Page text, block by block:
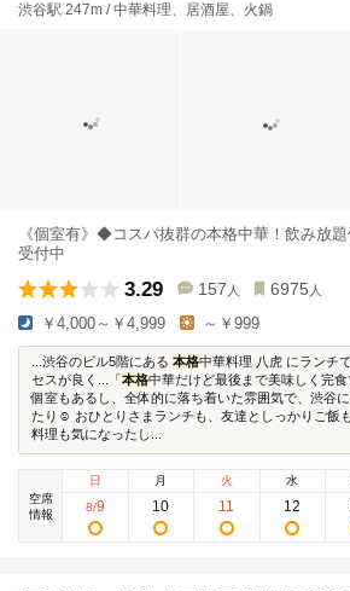
渋谷駅 247m / 中華料理、居酒屋、火鍋
《個室有》◆コスパ抜群の本格中華！飲み放
受付中
3.29 157 人 6975 人
￥4,000～￥4,999 ～￥999
...渋谷のビル5階にある 本格中華料理 八虎 にランチ
セスが良く...「 本格中華だけど最後まで美味しく完
個室もあるし、全体的に落ち着いた雰囲気で、渋谷
たり☺️ おひとりさまランチも、友達としっかりご飯
料理も気になったし...
空席
情報
日
8/9
月
10
火
11
水
12